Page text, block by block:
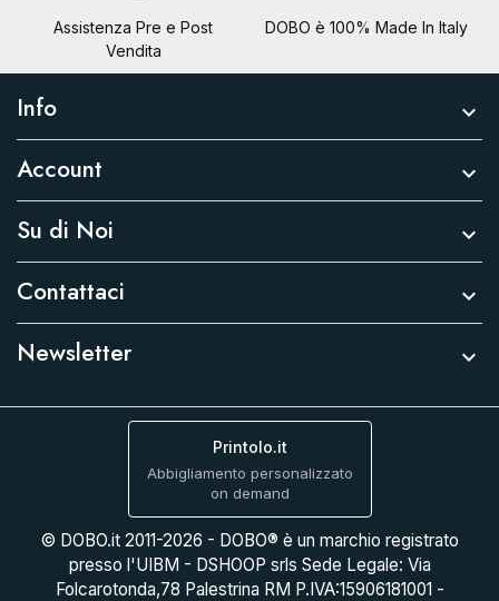
Assistenza Pre e Post
Vendita
DOBO è 100% Made In Italy
Info 
Account 
Su di Noi 
Contattaci 
Newsletter 
Printolo.it
Abbigliamento personalizzato
on demand
© DOBO.it 2011-2026 - DOBO® è un marchio registrato
presso l'UIBM - DSHOOP srls Sede Legale: Via
Folcarotonda,78 Palestrina RM P.IVA:15906181001 -